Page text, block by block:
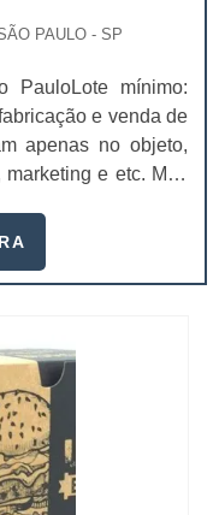
PAULO - SP
PauloLote mínimo:
e venda de
apenas no objeto,
e etc. Mas
podem não valer
pois este item,